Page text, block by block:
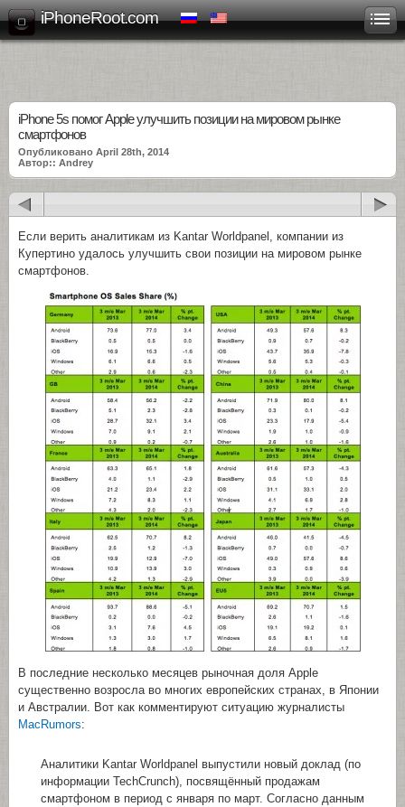
iPhoneRoot.com
iPhone 5s помог Apple улучшить позиции на мировом рынке
смартфонов
Опубликовано April 28th, 2014
Автор:: Andrey
Если верить аналитикам из Kantar Worldpanel, компании из
Купертино удалось улучшить свои позиции на мировом рынке
смартфонов.
В последние несколько месяцев рыночная доля Apple
существенно возросла во многих европейских странах, в Японии
и Австралии. Вот как комментируют ситуацию журналисты
MacRumors:
Аналитики Kantar Worldpanel выпустили новый доклад (по
информации TechCrunch), посвящённый продажам
смартфоном в период с января по март. Согласно данным